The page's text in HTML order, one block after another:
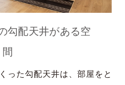
勾配天井がある空
間
った勾配天井は、部屋をと